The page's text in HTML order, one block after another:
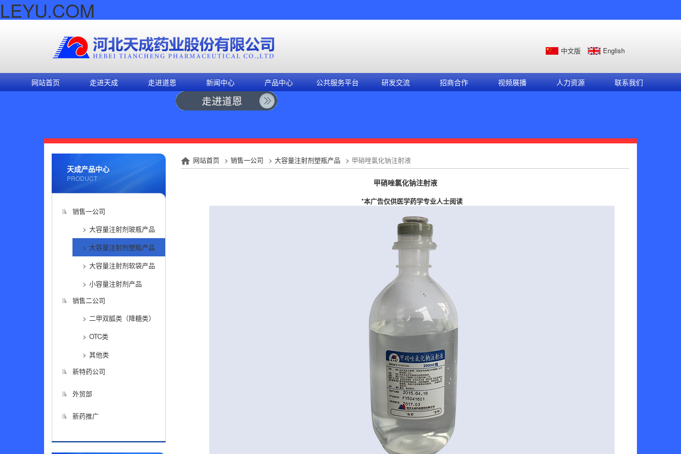
LEYU.COM
中文版 English
网站首页 走进天成 走进道恩 新闻中心 产品中心 公共服务平台 研发交流 招商合作 视频展播 人力资源 联系我们
天成产品中心
PRODUCT
销售一公司
大容量注射剂玻瓶产品
大容量注射剂塑瓶产品
大容量注射剂软袋产品
小容量注射剂产品
销售二公司
二甲双胍类（降糖类）
OTC类
其他类
新特药公司
外贸部
新药推广
网站首页 > 销售一公司 > 大容量注射剂塑瓶产品 > 甲硝唑氯化钠注射液
甲硝唑氯化钠注射液
*本广告仅供医学药学专业人士阅读